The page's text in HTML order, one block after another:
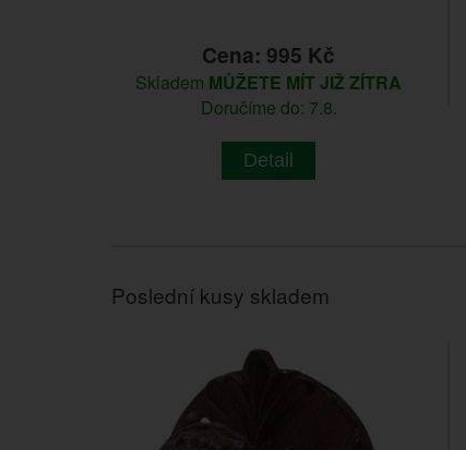
Cena: 995 Kč
Skladem MŮŽETE MÍT JIŽ ZÍTRA
Doručíme do: 7.8.
Detail
Poslední kusy skladem